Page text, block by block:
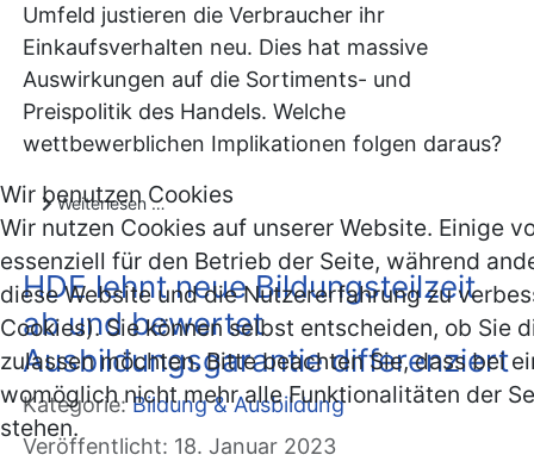
Umfeld justieren die Verbraucher ihr
Einkaufsverhalten neu. Dies hat massive
Auswirkungen auf die Sortiments- und
Preispolitik des Handels. Welche
wettbewerblichen Implikationen folgen daraus?
Weiterlesen …
HDE lehnt neue Bildungsteilzeit
ab und bewertet
Ausbildungsgarantie differenziert
Kategorie: Bildung & Ausbildung
Veröffentlicht: 18. Januar 2023
Wir benutzen Cookies
Wir nutzen Cookies auf unserer Website. Einige
essenziell für den Betrieb der Seite, während
diese Website und die Nutzererfahrung zu
Cookies). Sie können selbst entscheiden, ob Sie
zulassen möchten. Bitte beachten Sie, dass bei
womöglich nicht mehr alle Funktionalitäten der
stehen.